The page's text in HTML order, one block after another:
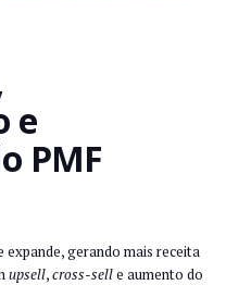
e
PMF
gerando mais receita
upsell,cross-selle aumento do